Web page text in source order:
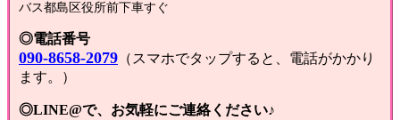
バス都島区役所前下車すぐ
◎電話番号
090-8658-2079 （スマホでタップすると、電話がかかり
ます。）
◎LINE@で、お気軽にご連絡ください♪